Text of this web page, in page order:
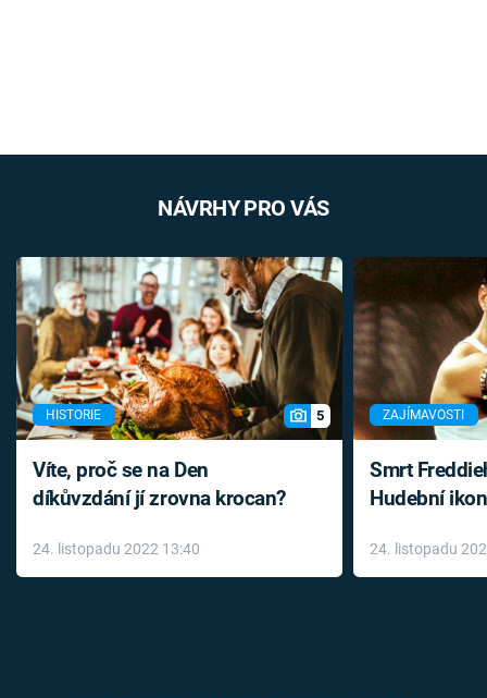
NÁVRHY PRO VÁS
HISTORIE 5
Víte, proč se na Den
díkůvzdání jí zrovna krocan?
24. listopadu 2022 13:40
ZAJÍMAVOSTI
Smrt
Hudební
léky
24. listopadu